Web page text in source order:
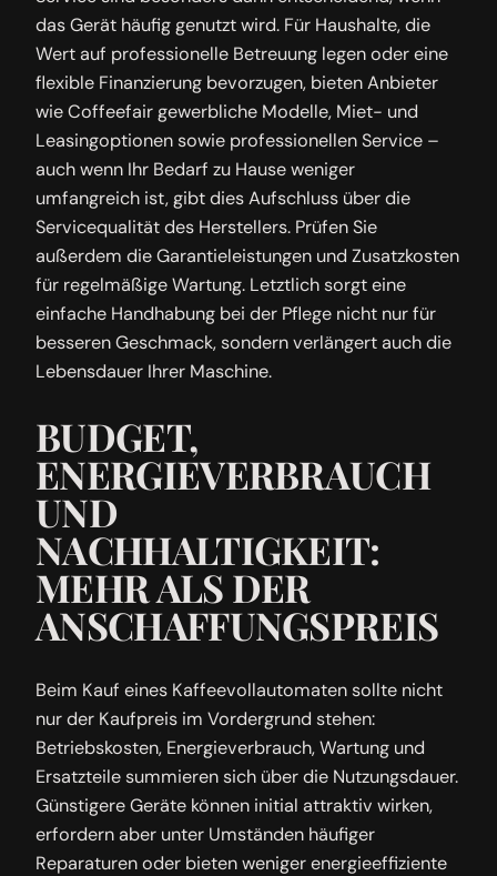
das Gerät häufig genutzt wird. Für Haushalte, die
Wert auf professionelle Betreuung legen oder eine
flexible Finanzierung bevorzugen, bieten Anbieter
wie Coffeefair gewerbliche Modelle, Miet- und
Leasingoptionen sowie professionellen Service –
auch wenn Ihr Bedarf zu Hause weniger
umfangreich ist, gibt dies Aufschluss über die
Servicequalität des Herstellers. Prüfen Sie
außerdem die Garantieleistungen und Zusatzkosten
für regelmäßige Wartung. Letztlich sorgt eine
einfache Handhabung bei der Pflege nicht nur für
besseren Geschmack, sondern verlängert auch die
Lebensdauer Ihrer Maschine.
BUDGET,
ENERGIEVERBRAUCH
UND
NACHHALTIGKEIT:
MEHR ALS DER
ANSCHAFFUNGSPREIS
Beim Kauf eines Kaffeevollautomaten sollte nicht
nur der Kaufpreis im Vordergrund stehen:
Betriebskosten, Energieverbrauch, Wartung und
Ersatzteile summieren sich über die Nutzungsdauer.
Günstigere Geräte können initial attraktiv wirken,
erfordern aber unter Umständen häufiger
Reparaturen oder bieten weniger energieeffiziente